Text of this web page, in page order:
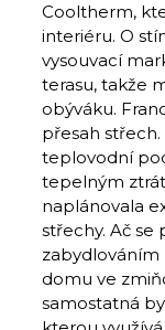
Cooltherm,
interiéru. O
vysouvací
terasu, takže
obýváku.
přesah střech.
teplovodní
tepelným
naplánovala
střechy. Ač se
domu ve
samostatná